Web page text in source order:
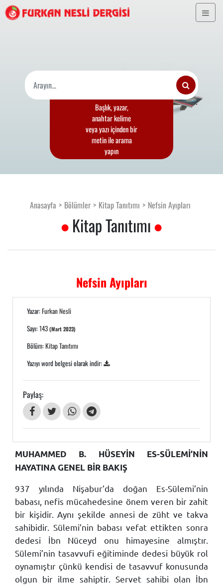
Başlık, yazar,
anahtar kelime
veya yazı içinden bir
metin ile arama
yapın
Anasayfa Bölümler Kitap Tanıtımı Nefsin Ayıpları
Kitap Tanıtımı
Nefsin Ayıpları
Yazar:Furkan Nesli
Sayı:143(Mart 2023)
Bölüm:Kitap Tanıtımı
Yazıyı word belgesi olarak indir:
Paylaş:
MUHAMMED B. HÜSEYİN ES-SÜLEMİ’NİN
HAYATINA GENEL BİR BAKIŞ
937 yılında Nişabur’da doğan Es-Sülemi’nin
babası, nefis mücahedesine önem veren bir zahit
bir kişidir. Aynı şekilde annesi de züht ve takva
sahibidir. Sülemi’nin babası vefat ettikten sonra
dedesi İbn Nüceyd onu himayesine almıştır.
Sülemi’nin tasavvufi eğitiminde dedesi büyük rol
oynamıştır çünkü kendisi de tasavvuf konusunda
olgun bir ilme sahiptir. Servet sahibi olan İbn